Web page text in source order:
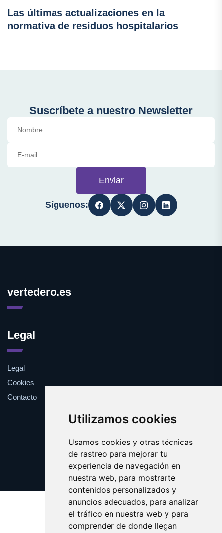
Utilizamos cookies
Usamos cookies y otras técnicas
de rastreo para mejorar tu
experiencia de navegación en
nuestra web, para mostrarte
contenidos personalizados y
anuncios adecuados, para analizar
el tráfico en nuestra web y para
comprender de donde llegan
Las últimas actualizaciones en la
normativa de residuos hospitalarios
Suscríbete a nuestro Newsletter
Enviar
Síguenos:
vertedero.es
Legal
Legal
Cookies
Contacto
Update cookies preferences
Copyright © 2025 vertedero.es